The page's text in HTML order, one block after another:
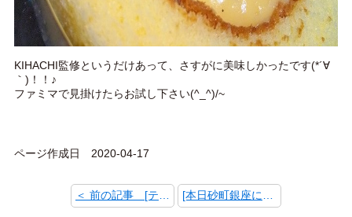
KIHACHI監修というだけあって、さすがに美味しかったです(*´∀
｀)！！♪
ファミマで見掛けたらお試し下さい(^_^)/~
ページ作成日 2020-04-17